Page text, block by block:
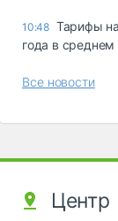
10:48 Тарифы
года в среднем
Все новости
Центр